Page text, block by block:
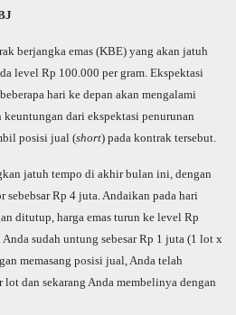
berjangka emas (KBE) yang akan jatuh
level Rp 100.000 per gram. Ekspektasi
hari ke depan akan mengalami
dari ekspektasi penurunan
posisi jual (short) pada kontrak tersebut.
jatuh tempo di akhir bulan ini, dengan
sebebsar Rp 4 juta. Andaikan pada hari
ditutup, harga emas turun ke level Rp
sudah untung sebesar Rp 1 juta (1 lot x
memasang posisi jual, Anda telah
dan sekarang Anda membelinya dengan